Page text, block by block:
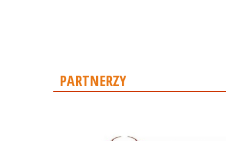
PARTNERZY